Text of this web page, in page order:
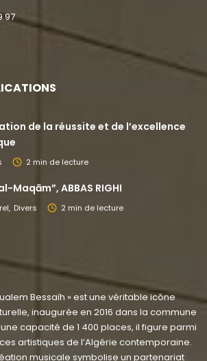
97
de la réussite et de l’excellence
2 min de lecture
Maqām”, ABBAS RIGHI
Divers 2 min de lecture
Bessaïh » est une véritable icône
inaugurée en 2016 dans la commune
une capacité de 1 400 places, il figure parmi
artistiques de l’Algérie contemporaine.
musicale symbolise un partenariat